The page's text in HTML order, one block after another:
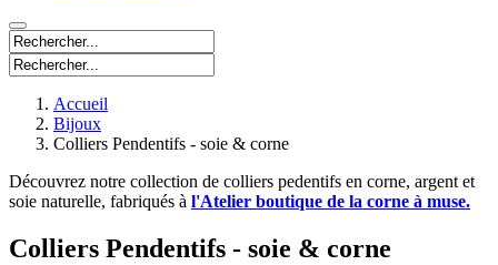
Accueil
Bijoux
Colliers Pendentifs - soie & corne
Découvrez notre collection de colliers pedentifs en corne, argent et
soie naturelle, fabriqués à l'Atelier boutique de la corne à muse.
Colliers Pendentifs - soie & corne